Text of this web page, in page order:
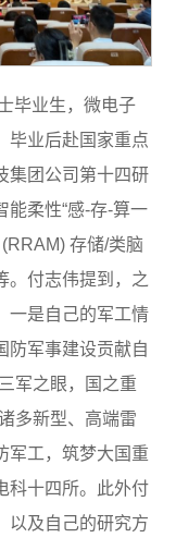
毕业生，微电子
毕业后赴国家重点
集团公司第十四研
能柔性“感-存-算一
存储/类脑
。付志伟提到，之
一是自己的军工情
防军事建设贡献自
军之眼，国之重
多新型、高端雷
军工，筑梦大国重
科十四所。此外付
以及自己的研究方